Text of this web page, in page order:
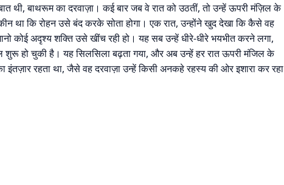
थी, बाथरूम का दरवाज़ा। कई बार जब वे रात को उठतीं, तो उन्हें ऊपरी मंज़िल के
था कि रोहन उसे बंद करके सोता होगा। एक रात, उन्होंने खुद देखा कि कैसे वह
कोई अदृश्य शक्ति उसे खींच रही हो। यह सब उन्हें धीरे-धीरे भयभीत करने लगा,
हो चुकी है। यह सिलसिला बढ़ता गया, और अब उन्हें हर रात ऊपरी मंजिल के
इंतज़ार रहता था, जैसे वह दरवाज़ा उन्हें किसी अनकहे रहस्य की ओर इशारा कर रहा